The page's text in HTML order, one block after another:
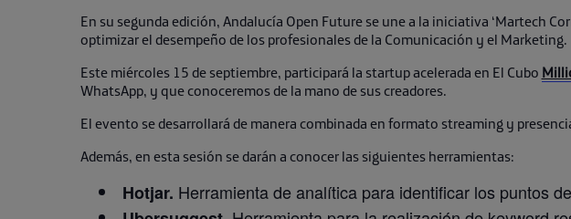
En su segunda edición, Andalucía Open Future se une a la iniciativa ‘Martech
optimizar el desempeño de los profesionales de la Comunicación y el Marketing.
Este miércoles 15 de septiembre, participará la startup acelerada en El Cubo
WhatsApp, y que conoceremos de la mano de sus creadores.
El evento se desarrollará de manera combinada en formato streaming y
Además, en esta sesión se darán a conocer las siguientes herramientas:
Hotjar. Herramienta de analítica para identificar los puntos